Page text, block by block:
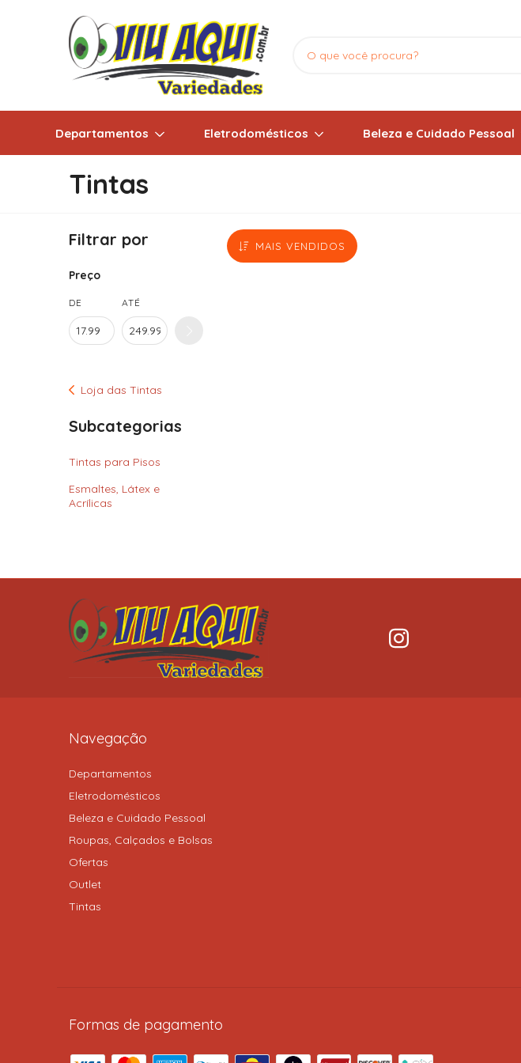
Departamentos Eletrodomésticos Beleza e Cuidado Pessoal
Tintas
Filtrar por
Preço
DE ATÉ
Loja das Tintas
Subcategorias
Tintas para Pisos
Esmaltes, Látex e
Acrílicas
MAIS VENDIDOS
Navegação
Departamentos
Eletrodomésticos
Beleza e Cuidado Pessoal
Roupas, Calçados e Bolsas
Ofertas
Outlet
Tintas
Formas de pagamento